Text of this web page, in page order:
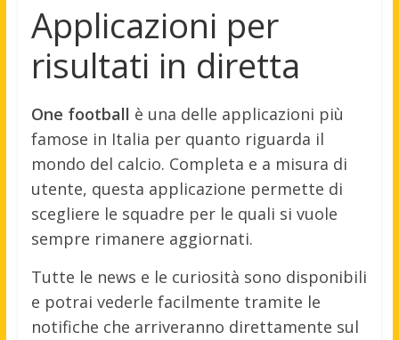
Applicazioni per
risultati in diretta
One football è una delle applicazioni più
famose in Italia per quanto riguarda il
mondo del calcio. Completa e a misura di
utente, questa applicazione permette di
scegliere le squadre per le quali si vuole
sempre rimanere aggiornati.
Tutte le news e le curiosità sono disponibili
e potrai vederle facilmente tramite le
notifiche che arriveranno direttamente sul